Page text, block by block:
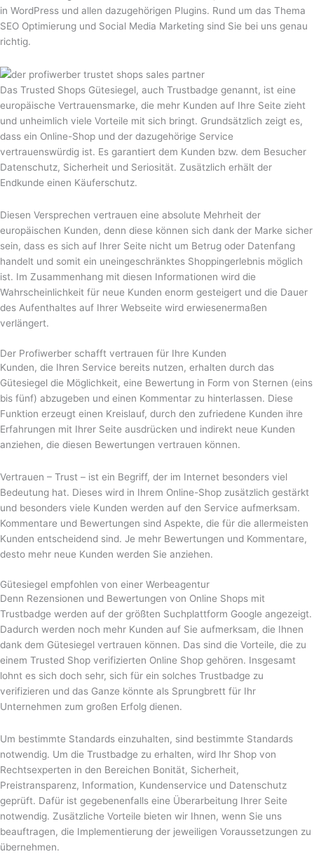
in WordPress und allen dazugehörigen Plugins. Rund um das Thema
SEO Optimierung und Social Media Marketing sind Sie bei uns genau
richtig.
Das Trusted Shops Gütesiegel, auch Trustbadge genannt, ist eine
europäische Vertrauensmarke, die mehr Kunden auf Ihre Seite zieht
und unheimlich viele Vorteile mit sich bringt. Grundsätzlich zeigt es,
dass ein Online-Shop und der dazugehörige Service
vertrauenswürdig ist. Es garantiert dem Kunden bzw. dem Besucher
Datenschutz, Sicherheit und Seriosität. Zusätzlich erhält der
Endkunde einen Käuferschutz.
Diesen Versprechen vertrauen eine absolute Mehrheit der
europäischen Kunden, denn diese können sich dank der Marke sicher
sein, dass es sich auf Ihrer Seite nicht um Betrug oder Datenfang
handelt und somit ein uneingeschränktes Shoppingerlebnis möglich
ist. Im Zusammenhang mit diesen Informationen wird die
Wahrscheinlichkeit für neue Kunden enorm gesteigert und die Dauer
des Aufenthaltes auf Ihrer Webseite wird erwiesenermaßen
verlängert.
Der Profiwerber schafft vertrauen für Ihre Kunden
Kunden, die Ihren Service bereits nutzen, erhalten durch das
Gütesiegel die Möglichkeit, eine Bewertung in Form von Sternen (eins
bis fünf) abzugeben und einen Kommentar zu hinterlassen. Diese
Funktion erzeugt einen Kreislauf, durch den zufriedene Kunden ihre
Erfahrungen mit Ihrer Seite ausdrücken und indirekt neue Kunden
anziehen, die diesen Bewertungen vertrauen können.
Vertrauen – Trust – ist ein Begriff, der im Internet besonders viel
Bedeutung hat. Dieses wird in Ihrem Online-Shop zusätzlich gestärkt
und besonders viele Kunden werden auf den Service aufmerksam.
Kommentare und Bewertungen sind Aspekte, die für die allermeisten
Kunden entscheidend sind. Je mehr Bewertungen und Kommentare,
desto mehr neue Kunden werden Sie anziehen.
Gütesiegel empfohlen von einer Werbeagentur
Denn Rezensionen und Bewertungen von Online Shops mit
Trustbadge werden auf der größten Suchplattform Google angezeigt.
Dadurch werden noch mehr Kunden auf Sie aufmerksam, die Ihnen
dank dem Gütesiegel vertrauen können. Das sind die Vorteile, die zu
einem Trusted Shop verifizierten Online Shop gehören. Insgesamt
lohnt es sich doch sehr, sich für ein solches Trustbadge zu
verifizieren und das Ganze könnte als Sprungbrett für Ihr
Unternehmen zum großen Erfolg dienen.
Um bestimmte Standards einzuhalten, sind bestimmte Standards
notwendig. Um die Trustbadge zu erhalten, wird Ihr Shop von
Rechtsexperten in den Bereichen Bonität, Sicherheit,
Preistransparenz, Information, Kundenservice und Datenschutz
geprüft. Dafür ist gegebenenfalls eine Überarbeitung Ihrer Seite
notwendig. Zusätzliche Vorteile bieten wir Ihnen, wenn Sie uns
beauftragen, die Implementierung der jeweiligen Voraussetzungen zu
übernehmen.